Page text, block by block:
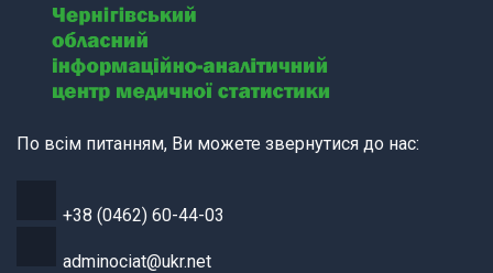
По всім питанням, Ви можете звернутися до нас:
+38 (0462) 60-44-03
adminociat@ukr.net